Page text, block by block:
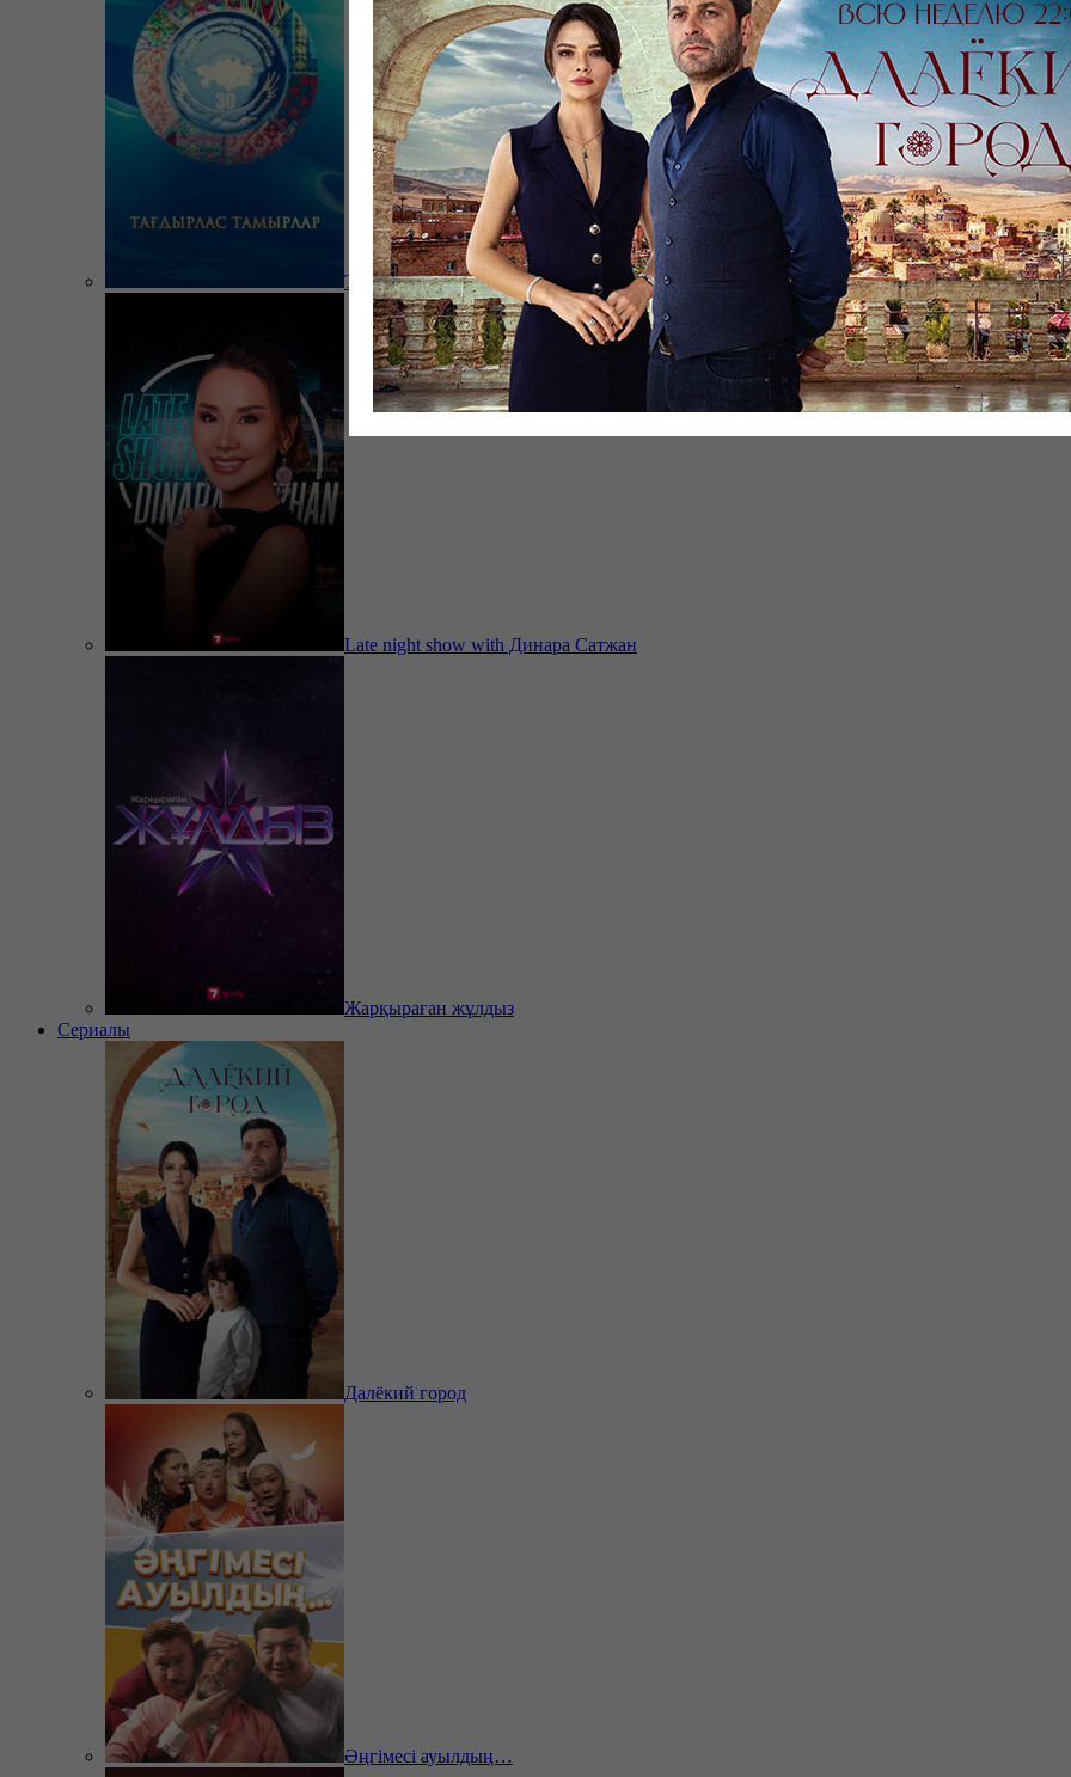
Тағдырлас тамырлар
Late night show with Динара Сатжан
Жарқыраған жұлдыз
Сериалы
Далёкий город
Әңгімесі ауылдың…